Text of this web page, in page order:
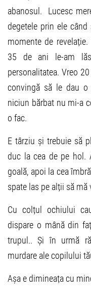
abanosul. Lucesc
degetele prin ele
momente de
35 de ani le-am
personalitatea. Vreo
convingă să le dau o
niciun bărbat nu mi-a
o fac.
E târziu și trebuie să
duc la cea de pe hol.
goală, apoi la cea
spate las pe alții să mă
Cu colțul ochiului
dispare o mână din
trupul.. Și în urmă
murdare ale copilului
Așa e dimineața cu